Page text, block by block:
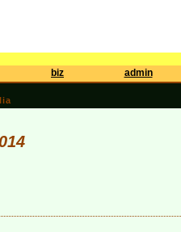
biz admin